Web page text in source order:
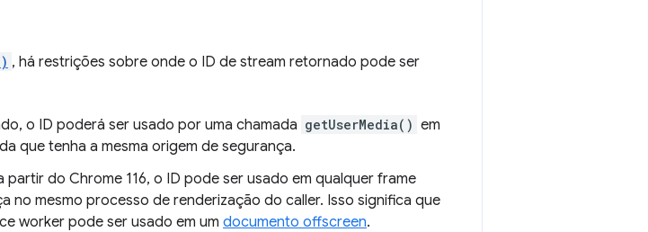
, há restrições sobre onde o ID de stream retornado pode ser
o ID poderá ser usado por uma chamada getUserMedia() em
que tenha a mesma origem de segurança.
do Chrome 116, o ID pode ser usado em qualquer frame
no mesmo processo de renderização do caller. Isso significa que
worker pode ser usado em um documento offscreen.